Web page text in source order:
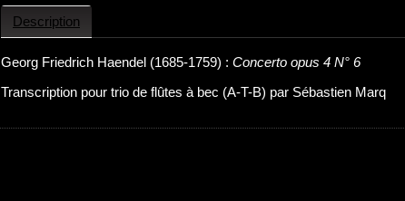
Description
Georg Friedrich Haendel (1685-1759) : Concerto opus 4 N° 6
Transcription pour trio de flûtes à bec (A-T-B) par Sébastien Marq